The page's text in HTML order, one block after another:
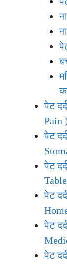
पेट
Pain )
पेट
पेट
पेट
पेट
पेट